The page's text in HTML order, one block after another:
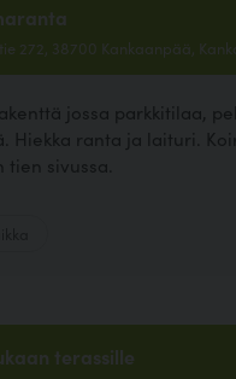
272, 38700 Kankaanpää,
jossa parkkitilaa,
Hiekka ranta ja laituri.
tien sivussa.
terassille